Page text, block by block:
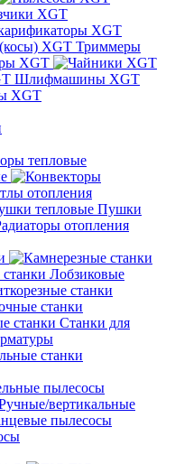
XGT
Триммеры
XGT
Шлифмашины XGT
XGT
тепловые
отопления
Пушки
отопления
Лобзиковые
станки
станки
станки Станки для
станки
пылесосы
вертикальные
пылесосы